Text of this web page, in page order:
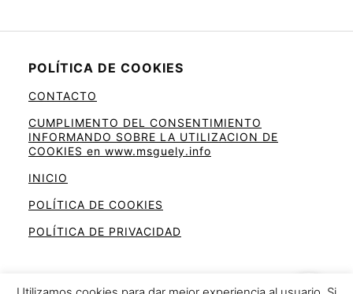
POLÍTICA DE COOKIES
CONTACTO
CUMPLIMENTO DEL CONSENTIMIENTO
INFORMANDO SOBRE LA UTILIZACION DE
COOKIES en www.msguely.info
INICIO
POLÍTICA DE COOKIES
POLÍTICA DE PRIVACIDAD